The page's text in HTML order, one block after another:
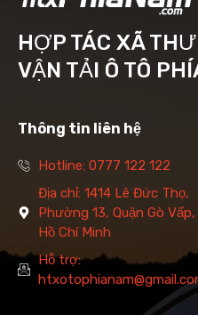
HỢP TÁC XÃ
VẬN TẢI Ô TÔ
Thông tin liên hệ
Hotline: 0777 122 122
Địa chỉ: 1414 Lê Đức Thọ,
Phường 13, Quận Gò Vấp,
Hồ Chí Minh
Hỗ trợ: